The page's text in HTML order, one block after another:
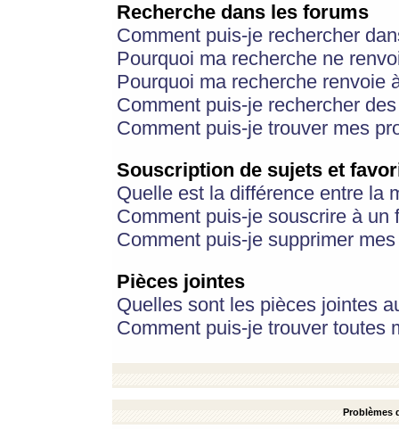
Recherche dans les forums
Comment puis-je rechercher
Pourquoi ma recherche ne
Pourquoi ma recherche renvoie
Comment puis-je rechercher
Comment puis-je trouver mes
Souscription de sujets et
Quelle est la différence entre la
Comment puis-je souscrire à
Comment puis-je supprimer
Pièces jointes
Quelles sont les pièces jointes
Comment puis-je trouver toutes
Problèmes